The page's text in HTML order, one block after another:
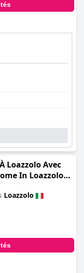
Loazzolo Avec
In Loazzolo
Loazzolo